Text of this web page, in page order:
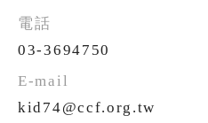
用愛包圍
03-3694750
kid74@ccf.org.tw